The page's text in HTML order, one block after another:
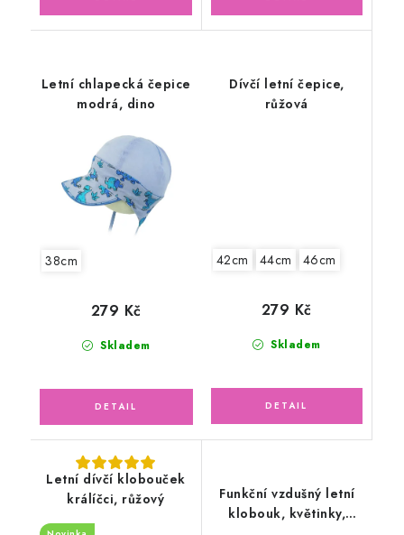
Letní chlapecká čepice
modrá, dino
38cm
Skladem
279 Kč
Dívčí letní čepice,
růžová
42cm 44cm 46cm
Skladem
279 Kč
Letní dívčí klobouček
králíčci, růžový
Funkční vzdušný letní
klobouk, květinky,